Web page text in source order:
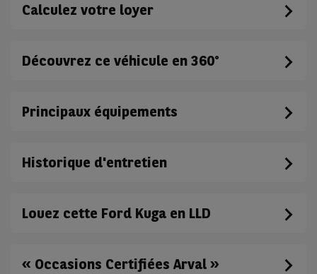
Calculez votre loyer
Découvrez ce véhicule en 360°
Principaux équipements
Historique d'entretien
Louez cette Ford Kuga en LLD
« Occasions Certifiées Arval »